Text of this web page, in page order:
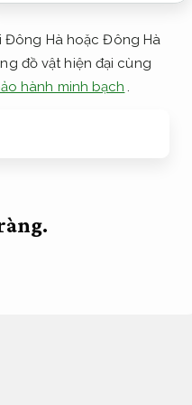
Đông Hà hoặc Đông Hà
đồ vật hiện đại cùng
hành minh bạch .